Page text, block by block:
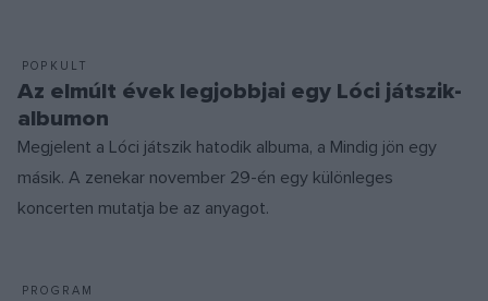
POPKULT
Az elmúlt évek legjobbjai egy Lóci játszik-
albumon
Megjelent a Lóci játszik hatodik albuma, a Mindig jön egy
másik. A zenekar november 29-én egy különleges
koncerten mutatja be az anyagot.
PROGRAM